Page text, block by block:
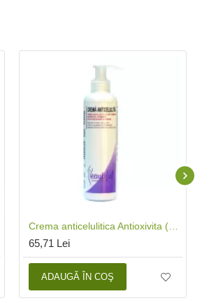
65,71 Lei
ADAUGĂ ÎN COŞ